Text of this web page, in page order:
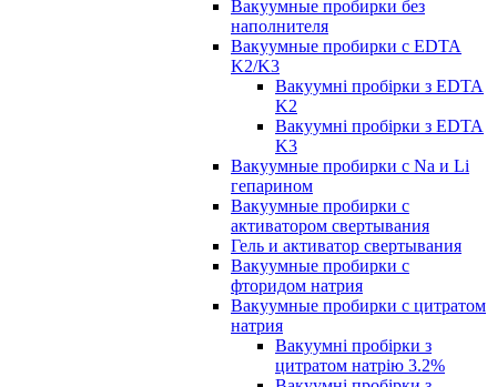
Вакуумные пробирки без
наполнителя
Вакуумные пробирки с EDTA
K2/K3
Вакуумні пробірки з EDTA
K2
Вакуумні пробірки з EDTA
K3
Вакуумные пробирки с Na и Li
гепарином
Вакуумные пробирки с
активатором свертывания
Гель и активатор свертывания
Вакуумные пробирки с
фторидом натрия
Вакуумные пробирки с цитратом
натрия
Вакуумні пробірки з
цитратом натрію 3.2%